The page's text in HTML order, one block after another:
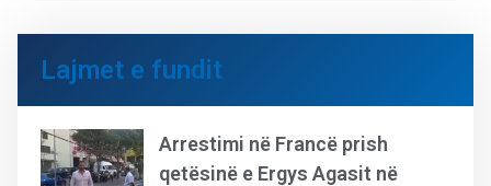
Lajmet e fundit
Arrestimi në Francë prish
qetësinë e Ergys Agasit në